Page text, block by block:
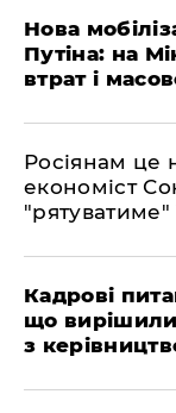
Нова
Путіна: на
втрат і
Росіянам це
економіст
Кадрові
що вирішили
з